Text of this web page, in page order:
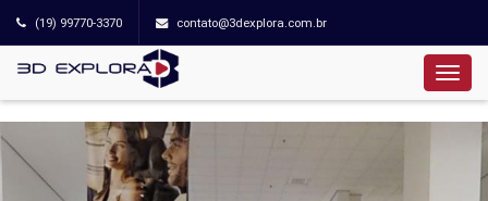
(19) 99770-3370 contato@3dexplora.com.br